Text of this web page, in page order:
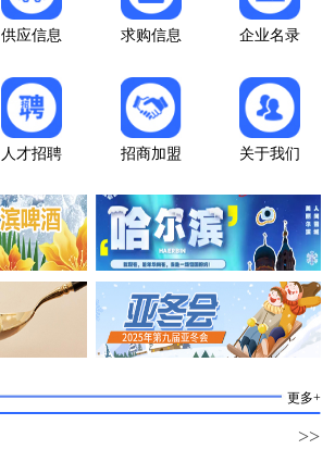
供应信息 求购信息 企业名录
人才招聘 招商加盟 关于我们
更多+
>>